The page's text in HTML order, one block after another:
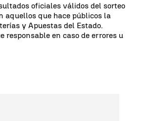
oficiales válidos del sorteo
aquellos que hace públicos la
y Apuestas del Estado.
responsable en caso de errores u